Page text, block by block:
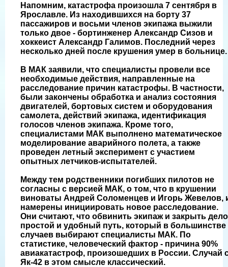
Напомним, катастрофа произошла 7 сентября в
Ярославле. Из находившихся на борту 37
пассажиров и восьми членов экипажа выжили
только двое - бортинженер Александр Сизов и
хоккеист Александр Галимов. Последний через
несколько дней после крушения умер в больнице.
В МАК заявили, что специалисты провели все
необходимые действия, направленные на
расследование причин катастрофы. В частности,
были закончены обработка и анализ состояния
двигателей, бортовых систем и оборудования
самолета, действий экипажа, идентификация
голосов членов экипажа. Кроме того,
специалистами МАК выполнено математическое
моделирование аварийного полета, а также
проведен летный эксперимент с участием
опытных летчиков-испытателей.
Между тем родственники погибших пилотов не
согласны с версией МАК, о том, что в крушении
виноваты Андрей Соломенцев и Игорь Жевелов,
намерены инициировать новое расследование.
Они считают, что обвинить экипаж и закрыть
простой и удобный путь, который в большинстве
случаев выбирают специалисты МАК. По
статистике, человеческий фактор - причина 90%
авиакатастроф, произошедших в России. Случай
Як-42 в этом смысле классический.